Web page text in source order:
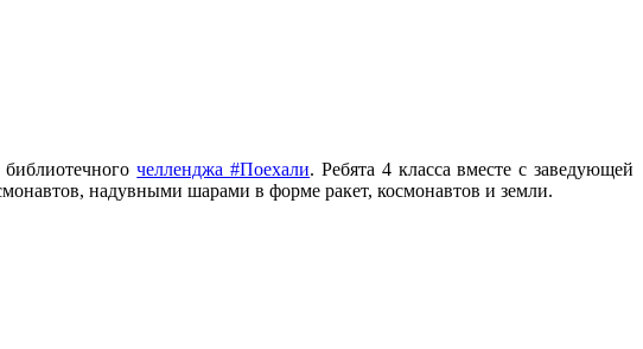
библиотечногочелленджа #Поехали. Ребята 4 класса вместе с заведующей
надувными шарами в форме ракет, космонавтов и земли.